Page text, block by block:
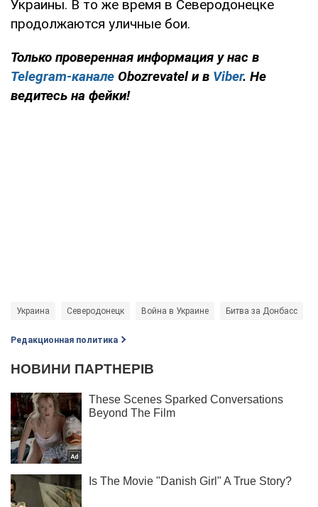
Украины. В то же время в Северодонецке
продолжаются уличные бои.
Только проверенная информация у нас в
Telegram-канале Obozrevatel и в Viber. Не
ведитесь на фейки!
Украина Северодонецк Война в Украине Битва за Донбасс
Редакционная политика